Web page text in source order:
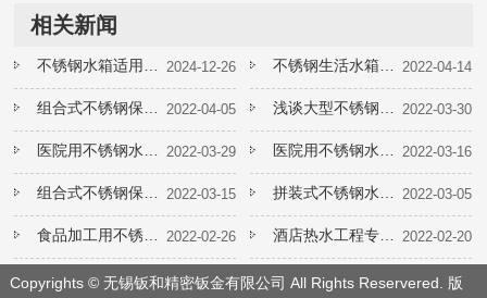
相关新闻
2024-12-26 2022-04-14
2022-04-05 2022-03-30
2022-03-29 2022-03-16
2022-03-15 2022-03-05
2022-02-26 2022-02-20
Copyrights © 无锡钣和精密钣金有限公司 All Rights Reservered. 版